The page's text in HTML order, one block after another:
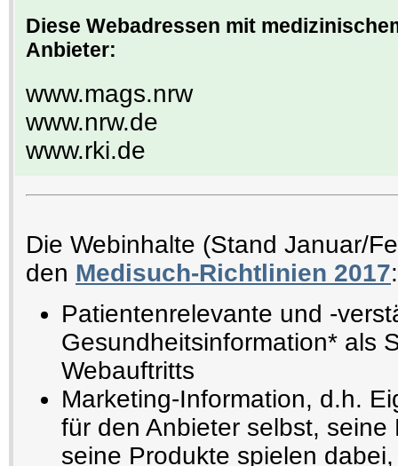
Diese Webadressen mit
Anbieter:
www.mags.nrw
www.nrw.de
www.rki.de
Die Webinhalte (Stand Januar/
den Medisuch-Richtlinien 2017:
Patientenrelevante und -
Gesundheitsinformation* als
Webauftritts
Marketing-Information, d.h.
für den Anbieter selbst,
seine Produkte spielen